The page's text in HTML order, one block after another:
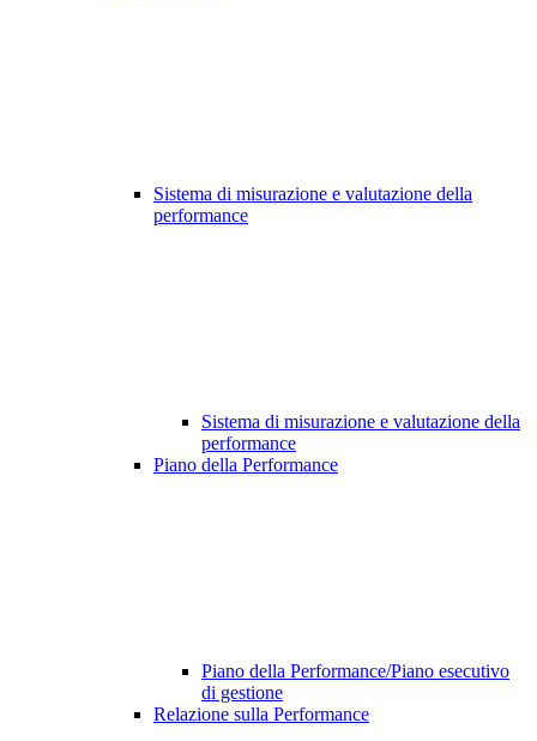
Sistema di misurazione e valutazione della
performance
Sistema di misurazione e valutazione della
performance
Piano della Performance
Piano della Performance/Piano esecutivo
di gestione
Relazione sulla Performance